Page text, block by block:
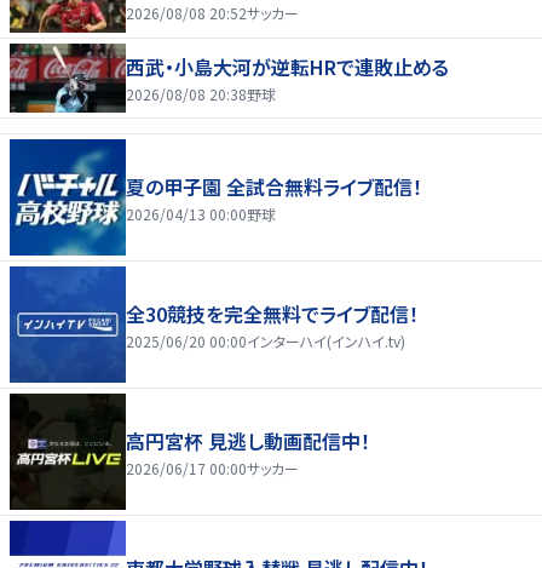
2026/08/08 20:52サッカー
西武・小島大河が逆転HRで連敗止める
2026/08/08 20:38野球
夏の甲子園 全試合無料ライブ配信！
2026/04/13 00:00野球
全30競技を完全無料でライブ配信！
2025/06/20 00:00インターハイ(インハイ.tv)
高円宮杯 見逃し動画配信中！
2026/06/17 00:00サッカー